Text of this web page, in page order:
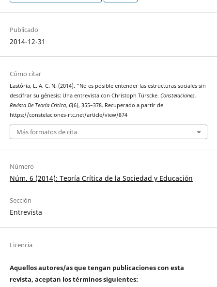
Publicado
2014-12-31
Cómo citar
Lastória, L. A. C. N. (2014). "No es posible entender las estructuras sociales sin
descifrar su génesis: Una entrevista con Christoph Türscke. Constelaciones.
Revista De Teoría Crítica, 6(6), 355–378. Recuperado a partir de
https://constelaciones-rtc.net/article/view/874
Más formatos de cita
Número
Núm. 6 (2014): Teoría Crítica de la Sociedad y Educación
Sección
Entrevista
Licencia
Aquellos autores/as que tengan publicaciones con esta
revista, aceptan los términos siguientes: